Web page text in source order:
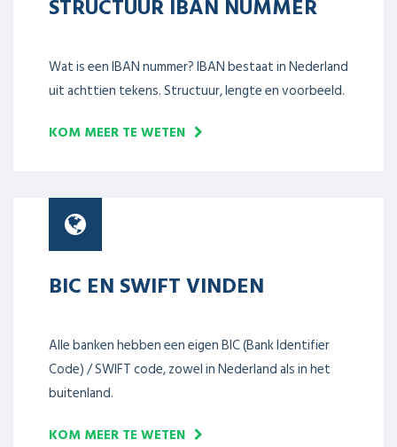
Wat is een IBAN nummer? IBAN bestaat in Nederland
uit achttien tekens. Structuur, lengte en voorbeeld.
KOM MEER TE WETEN
BIC EN SWIFT VINDEN
Alle banken hebben een eigen BIC (Bank Identifier
Code) / SWIFT code, zowel in Nederland als in het
buitenland.
KOM MEER TE WETEN